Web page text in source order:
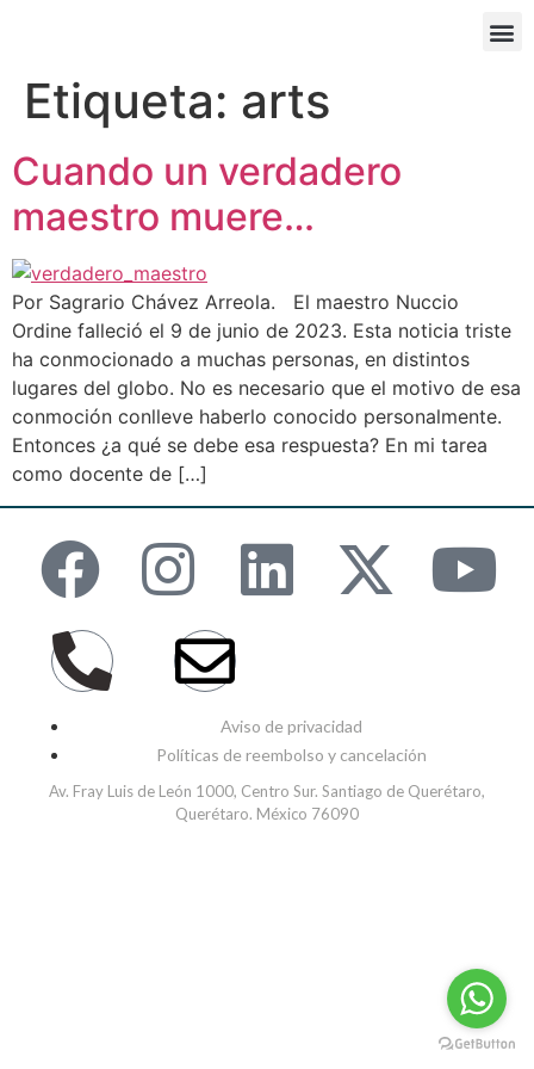
Etiqueta: arts
Cuando un verdadero
maestro muere…
Por Sagrario Chávez Arreola. El maestro Nuccio
Ordine falleció el 9 de junio de 2023. Esta noticia triste
ha conmocionado a muchas personas, en distintos
lugares del globo. No es necesario que el motivo de esa
conmoción conlleve haberlo conocido personalmente.
Entonces ¿a qué se debe esa respuesta? En mi tarea
como docente de […]
Aviso de privacidad
Políticas de reembolso y cancelación
Av. Fray Luis de León 1000, Centro Sur. Santiago de Querétaro,
Querétaro. México 76090